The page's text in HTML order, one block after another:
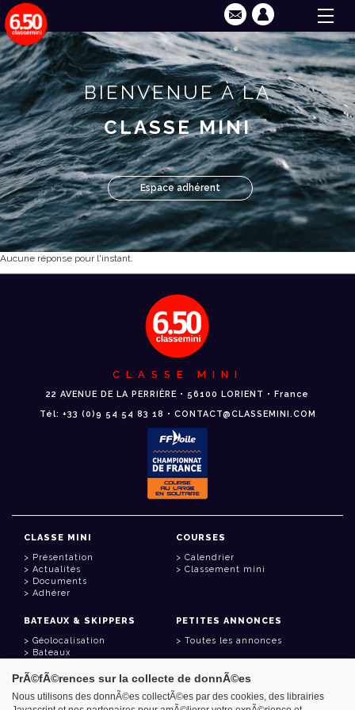
BIENVENUE À LA
CLASSE MINI
Espace adhérent
Aucune réponse pour l'instant.
CLASSE MINI
22 AVENUE DE LA PERRIÈRE • 56100 LORIENT • France
Tél: +33 (0)9 54 54 83 18 • CONTACT@CLASSEMINI.COM
CLASSE MINI
Présentation
Actualités
Documents
Adhérer
COURSES
Calendrier
Classement mini
BATEAUX & SKIPPERS
Géolocalisation
Bateaux
PETITES ANNONCES
Toutes les annonces
LIENS UTILES
PrÃ©fÃ©rences sur la collecte de donnÃ©es
Nous utilisons des donnÃ©es collectÃ©es par des cookies, des librairies